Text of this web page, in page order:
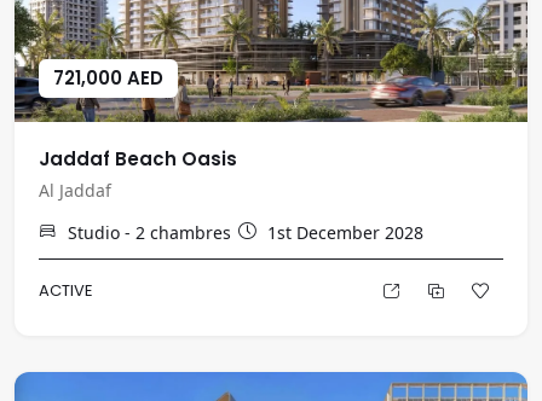
721,000 AED
Jaddaf Beach Oasis
Al Jaddaf
Studio - 2 chambres 1st December 2028
ACTIVE